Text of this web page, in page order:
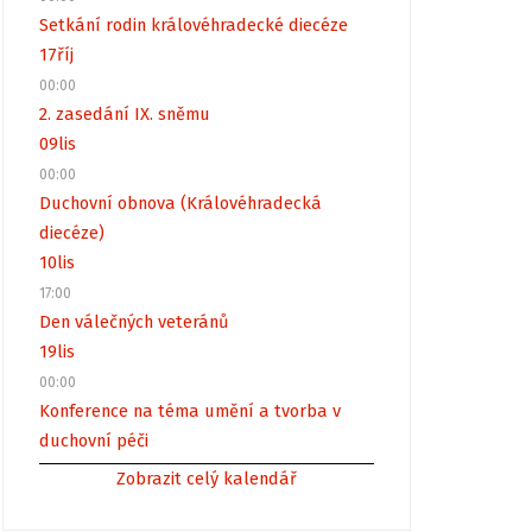
Setkání rodin královéhradecké diecéze
17říj
00:00
2. zasedání IX. sněmu
09lis
00:00
Duchovní obnova (Královéhradecká
diecéze)
10lis
17:00
Den válečných veteránů
19lis
00:00
Konference na téma umění a tvorba v
duchovní péči
Zobrazit celý kalendář